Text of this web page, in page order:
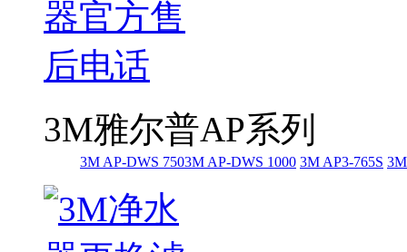
3M雅尔普AP系列
3M AP-DWS 7503M AP-DWS 1000 3M AP3-765S